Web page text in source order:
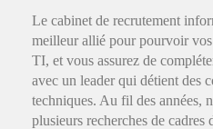
Le cabinet de recrutement
meilleur allié pour pourvoir vos
TI, et vous assurez de
avec un leader qui détient des
techniques. Au fil des années,
plusieurs recherches de cadres